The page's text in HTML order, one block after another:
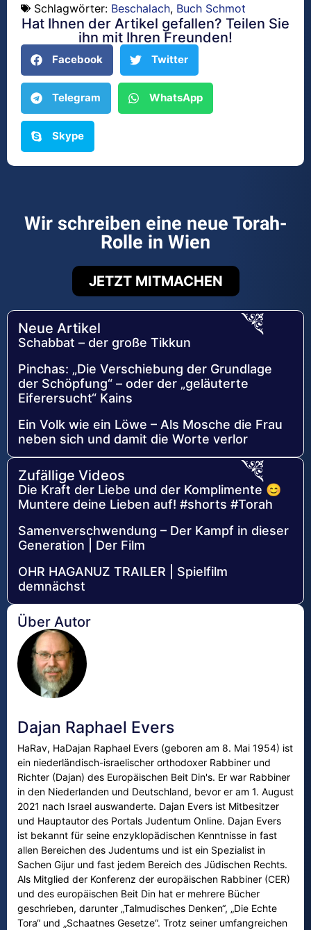
Schlagwörter: Beschalach, Buch Schmot
Hat Ihnen der Artikel gefallen? Teilen Sie
ihn mit Ihren Freunden!
Facebook Twitter
Telegram WhatsApp
Skype
Wir schreiben eine neue Torah-
Rolle in Wien
JETZT MITMACHEN
Neue Artikel
Schabbat – der große Tikkun
Pinchas: „Die Verschiebung der Grundlage
der Schöpfung“ – oder der „geläuterte
Eiferersucht“ Kains
Ein Volk wie ein Löwe – Als Mosche die Frau
neben sich und damit die Worte verlor
Zufällige Videos
Die Kraft der Liebe und der Komplimente 😊
Muntere deine Lieben auf! #shorts #Torah
Samenverschwendung – Der Kampf in dieser
Generation | Der Film
OHR HAGANUZ TRAILER | Spielfilm
demnächst
Über Autor
Dajan Raphael Evers
HaRav, HaDajan Raphael Evers (geboren am 8. Mai 1954) ist
ein niederländisch-israelischer orthodoxer Rabbiner und
Richter (Dajan) des Europäischen Beit Din's. Er war Rabbiner
in den Niederlanden und Deutschland, bevor er am 1. August
2021 nach Israel auswanderte. Dajan Evers ist Mitbesitzer
und Hauptautor des Portals Judentum Online. Dajan Evers
ist bekannt für seine enzyklopädischen Kenntnisse in fast
allen Bereichen des Judentums und ist ein Spezialist in
Sachen Gijur und fast jedem Bereich des Jüdischen Rechts.
Als Mitglied der Konferenz der europäischen Rabbiner (CER)
und des europäischen Beit Din hat er mehrere Bücher
geschrieben, darunter „Talmudisches Denken“, „Die Echte
Tora“ und „Schaatnes Gesetze“. Trotz seiner umfangreichen